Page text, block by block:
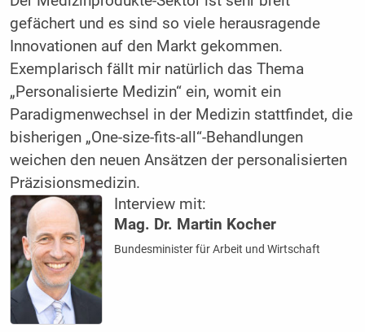
gefächert und es sind so viele herausragende
Innovationen auf den Markt gekommen.
Exemplarisch fällt mir natürlich das Thema
„Personalisierte Medizin“ ein, womit ein
Paradigmenwechsel in der Medizin stattfindet, die
bisherigen „One-size-fits-all“-Behandlungen
weichen den neuen Ansätzen der personalisierten
Präzisionsmedizin.
Interview mit:
Mag. Dr. Martin Kocher
Bundesminister für Arbeit und Wirtschaft